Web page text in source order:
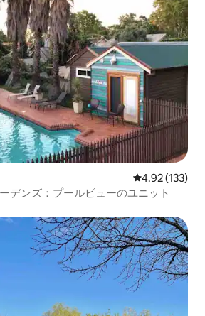
レビュー133
4.92 (133)
デンズ：プールビューのユニット